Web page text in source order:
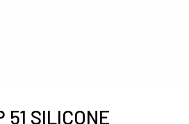
SILICONE